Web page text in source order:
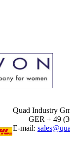
Quad Industry
GER + 49
E-mail: